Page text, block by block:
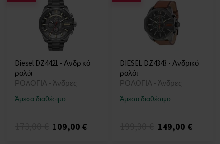
Diesel DZ4421 - Ανδρικό
ρολόι
ΡΟΛΟΓΙΑ - Άνδρες
Άμεσα διαθέσιμο
109,00 €
DIESEL DZ4343 - Ανδρικό
ρολόι
ΡΟΛΟΓΙΑ - Άνδρες
Άμεσα διαθέσιμο
149,00 €